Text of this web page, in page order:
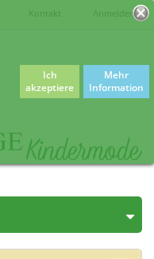
Anmelden
Kontakt
Ich
akzeptiere
Mehr
Information